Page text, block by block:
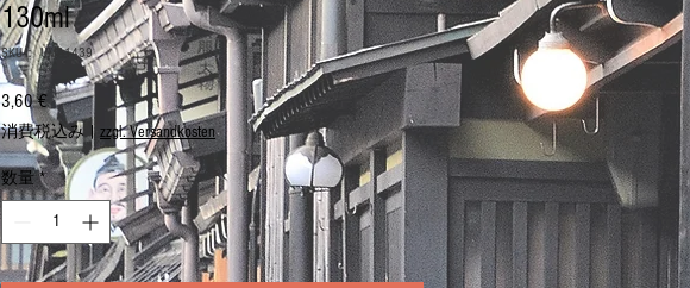
130ml
SKU： UMA1439
3,60 €価
格
消費税込み| zzgl. Versandkosten
数量 *